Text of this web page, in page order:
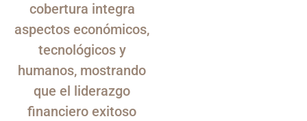
cobertura integra
aspectos económicos,
tecnológicos y
humanos, mostrando
que el liderazgo
financiero exitoso